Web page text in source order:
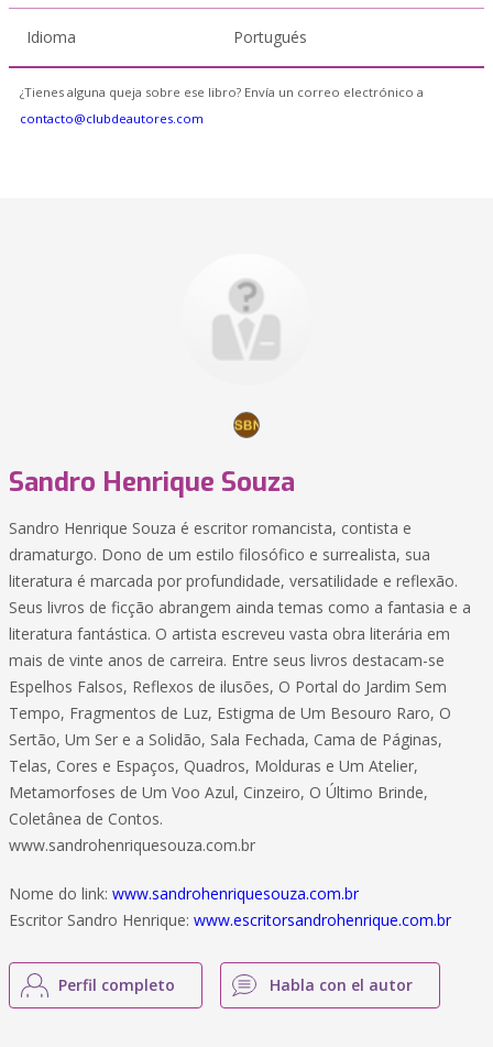
Idioma Portugués
¿Tienes alguna queja sobre ese libro? Envía un correo electrónico a
contacto@clubdeautores.com
Sandro Henrique Souza
Sandro Henrique Souza é escritor romancista, contista e
dramaturgo. Dono de um estilo filosófico e surrealista, sua
literatura é marcada por profundidade, versatilidade e reflexão.
Seus livros de ficção abrangem ainda temas como a fantasia e a
literatura fantástica. O artista escreveu vasta obra literária em
mais de vinte anos de carreira. Entre seus livros destacam-se
Espelhos Falsos, Reflexos de ilusões, O Portal do Jardim Sem
Tempo, Fragmentos de Luz, Estigma de Um Besouro Raro, O
Sertão, Um Ser e a Solidão, Sala Fechada, Cama de Páginas,
Telas, Cores e Espaços, Quadros, Molduras e Um Atelier,
Metamorfoses de Um Voo Azul, Cinzeiro, O Último Brinde,
Coletânea de Contos.
www.sandrohenriquesouza.com.br
Nome do link: www.sandrohenriquesouza.com.br
Escritor Sandro Henrique: www.escritorsandrohenrique.com.br
Perfil completo Habla con el autor